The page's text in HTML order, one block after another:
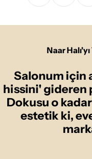
Naar
Salonum için
hissini' gideren
Dokusu o
estetik ki,